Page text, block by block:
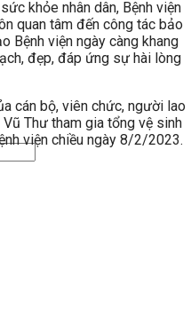
khỏe nhân dân, Bệnh viện
quan tâm đến công tác bảo
Bệnh viện ngày càng khang
đẹp, đáp ứng sự hài lòng
cán bộ, viên chức, người lao
Thư tham gia tổng vệ sinh
viện chiều ngày 8/2/2023.